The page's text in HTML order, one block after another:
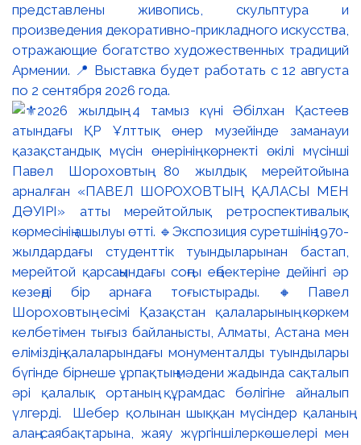
представлены живопись, скульптура и
произведения декоративно-прикладного искусства,
отражающие богатство художественных традиций
Армении. 📍 Выставка будет работать с 12 августа
по 2 сентября 2026 года.